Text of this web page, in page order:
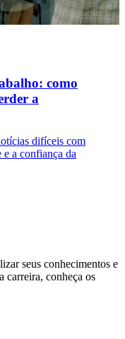
como
a
difíceis com
e a confiança da
seus conhecimentos e
carreira, conheça os